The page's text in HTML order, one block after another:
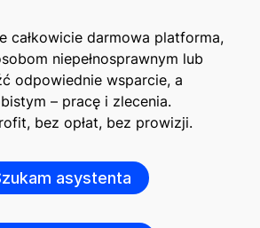
całkowicie darmowa platforma,
niepełnosprawnym lub
odpowiednie wsparcie, a
– pracę i zlecenia.
bez opłat, bez prowizji.
asystenta